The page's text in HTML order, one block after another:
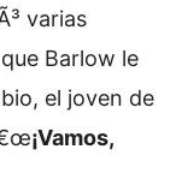
varias
Barlow le
el joven de
¡Vamos,